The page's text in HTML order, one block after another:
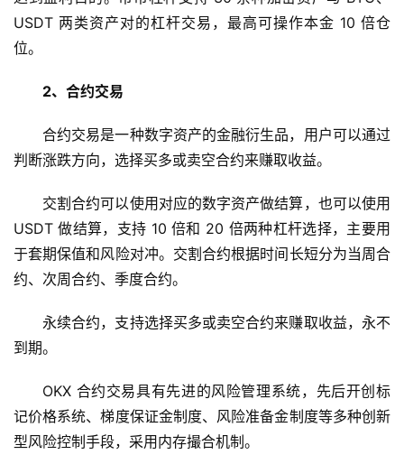
币
圈
新
分
币
圈
常
题
USDT 两类资产对的杠杆交易，最高可操作本金 10 倍仓
位。
2、合约交易
合约交易是一种数字资产的金融衍生品，用户可以通过
判断涨跌方向，选择买多或卖空合约来赚取收益。
交割合约可以使用对应的数字资产做结算，也可以使用
USDT 做结算，支持 10 倍和 20 倍两种杠杆选择，主要用
于套期保值和风险对冲。交割合约根据时间长短分为当周合
约、次周合约、季度合约。
永续合约，支持选择买多或卖空合约来赚取收益，永不
到期。
OKX 合约交易具有先进的风险管理系统，先后开创标
记价格系统、梯度保证金制度、风险准备金制度等多种创新
型风险控制手段，采用内存撮合机制。